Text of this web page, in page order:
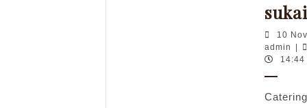
sukai
10
admin
14:44